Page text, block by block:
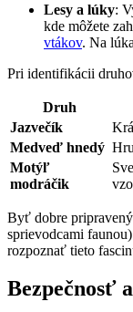
Lesy a lúky:
kde môžete⁤
vtákov.‌ Na
Pri identifikácii
Druh
Jazvečík
Medveď⁣ hnedý
Motýľ
modráčik
Byť dobre⁤
sprievodcami
rozpoznať ⁢tieto
Bezpečnosť